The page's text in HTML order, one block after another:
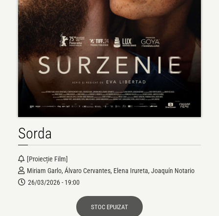
Sorda
[Proiecție Film]
Miriam Garlo, Álvaro Cervantes, Elena Irureta, Joaquín Notario
26/03/2026 - 19:00
STOC EPUIZAT